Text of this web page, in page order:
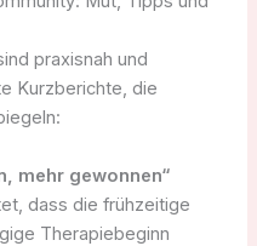
praxisnah und
Kurzberichte, die
mehr gewonnen“
dass die frühzeitige
Therapiebeginn